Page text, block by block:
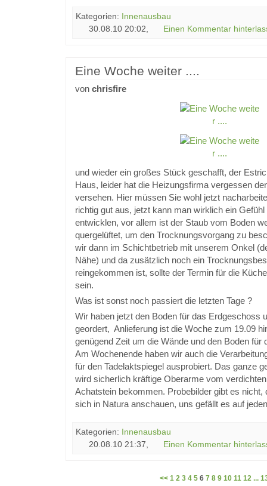
Kategorien: Innenausbau
30.08.10 20:02,
Einen Kommentar
Eine Woche weiter ....
von chrisfire
und wieder ein großes Stück geschafft, der
Haus, leider hat die Heizungsfirma vergessen
versehen. Hier müssen Sie wohl jetzt
richtig gut aus, jetzt kann man wirklich ein
entwicklen, vor allem ist der Staub vom Boden
quergelüftet, um den Trocknungsvorgang zu
wir dann im Schichtbetrieb mit unserem Onkel
Nähe) und da zusätzlich noch ein
reingekommen ist, sollte der Termin für die
sein.
Was ist sonst noch passiert die letzten Tage ?
Wir haben jetzt den Boden für das Erdgeschoss
geordert, Anlieferung ist die Woche zum 19.09
genügend Zeit um die Wände und den Boden für
Am Wochenende haben wir auch die
für den Tadelaktspiegel ausprobiert. Das ganze
wird sicherlich kräftige Oberarme vom
Achatstein bekommen. Probebilder gibt es
sich in Natura anschauen, uns gefällt es auf
Kategorien: Innenausbau
20.08.10 21:37,
Einen Kommentar
<< 1 2 3 4 5 6 7 8 9 10 11 12 ...